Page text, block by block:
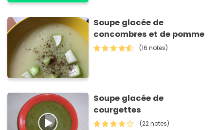
Soupe glacée de
concombres et de pomme
(16 notes)
Soupe glacée de
courgettes
(22 notes)